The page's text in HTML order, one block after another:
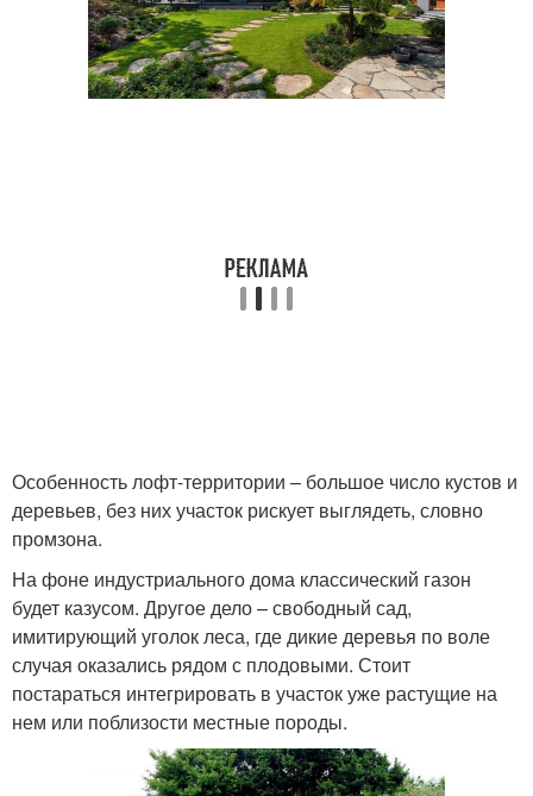
Особенность лофт-территории – большое число кустов и
деревьев, без них участок рискует выглядеть, словно
промзона.
На фоне индустриального дома классический газон
будет казусом. Другое дело – свободный сад,
имитирующий уголок леса, где дикие деревья по воле
случая оказались рядом с плодовыми. Стоит
постараться интегрировать в участок уже растущие на
нем или поблизости местные породы.